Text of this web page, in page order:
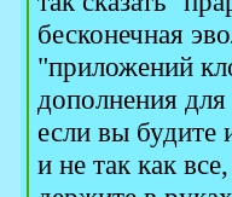
бесконечная
"приложений
дополнения
если вы будите
и не так как